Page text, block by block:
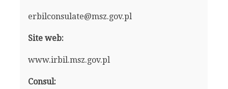
erbilconsulate@msz.gov.pl
Site web:
www.irbil.msz.gov.pl
Consul: